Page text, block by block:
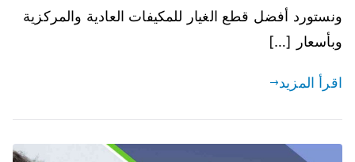
ونستورد أفضل قطع الغيار للمكيفات العادية والمركزية
وبأسعار […]
اقرأ المزيد